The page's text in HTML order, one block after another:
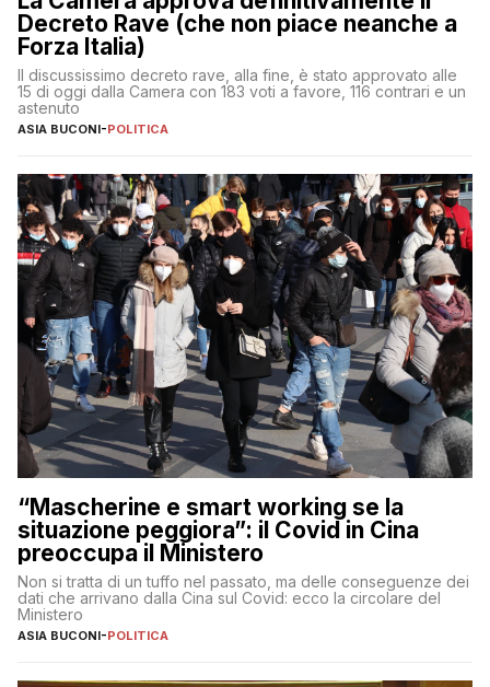
Decreto Rave (che non piace neanche a
Forza Italia)
Il discussissimo decreto rave, alla fine, è stato approvato alle
15 di oggi dalla Camera con 183 voti a favore, 116 contrari e un
astenuto
ASIA BUCONI-POLITICA
“Mascherine e smart working se la
situazione peggiora”: il Covid in Cina
preoccupa il Ministero
Non si tratta di un tuffo nel passato, ma delle conseguenze dei
dati che arrivano dalla Cina sul Covid: ecco la circolare del
Ministero
ASIA BUCONI-POLITICA